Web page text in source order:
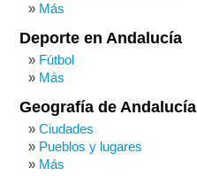
Más
Deporte en Andalucía
Fútbol
Más
Geografía de Andalucía
Ciudades
Pueblos y lugares
Más